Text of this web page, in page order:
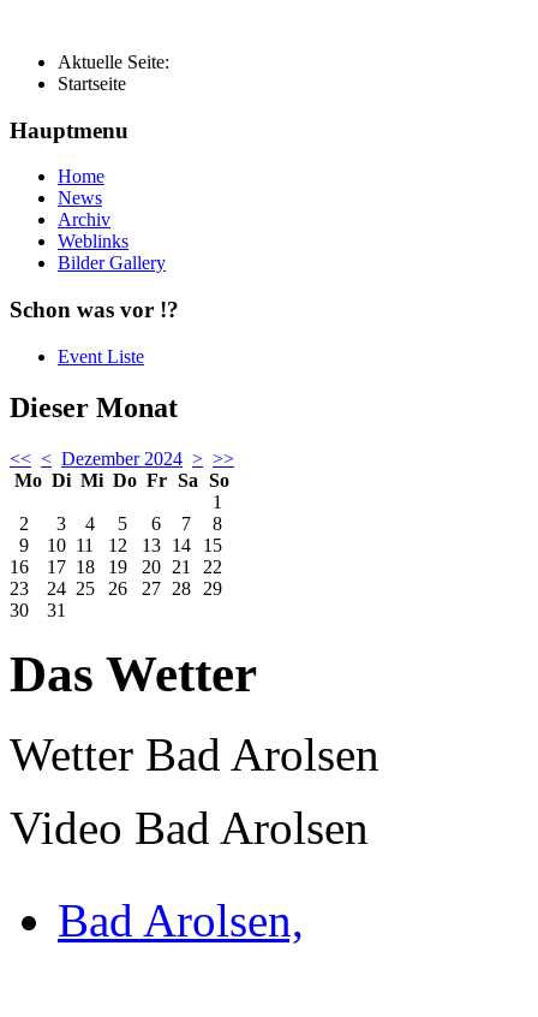
Aktuelle Seite:
Startseite
Hauptmenu
Home
News
Archiv
Weblinks
Bilder Gallery
Schon was vor !?
Event Liste
Dieser Monat
<< < Dezember 2024 > >>
Mo Di Mi Do Fr Sa So
1
2
3 4 5 6 7
8
9
10 11 12 13 14
15
16
17 18 19 20 21
22
23
24 25 26 27 28
29
30
31
Das Wetter
Wetter Bad Arolsen
Video Bad Arolsen
Bad Arolsen,